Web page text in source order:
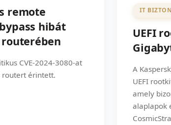
remote
hibát
CVE-2024-3080-at
routert érintett.
IT
UEFI
A
UEFI
amely
alaplapok